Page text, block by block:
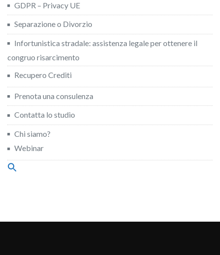
GDPR – Privacy UE
Separazione o Divorzio
Infortunistica stradale: assistenza legale per ottenere il
congruo risarcimento
Recupero Crediti
Prenota una consulenza
Contatta lo studio
Chi siamo?
Webinar
Search